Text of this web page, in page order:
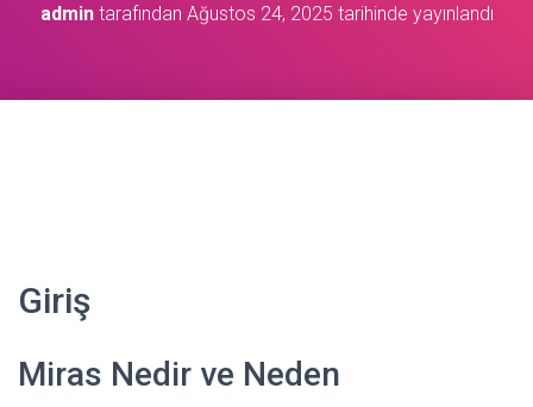
Ç
admintarafından Ağustos 24, 2025 tarihinde yayınlandı
Giriş
Miras Nedir ve Neden